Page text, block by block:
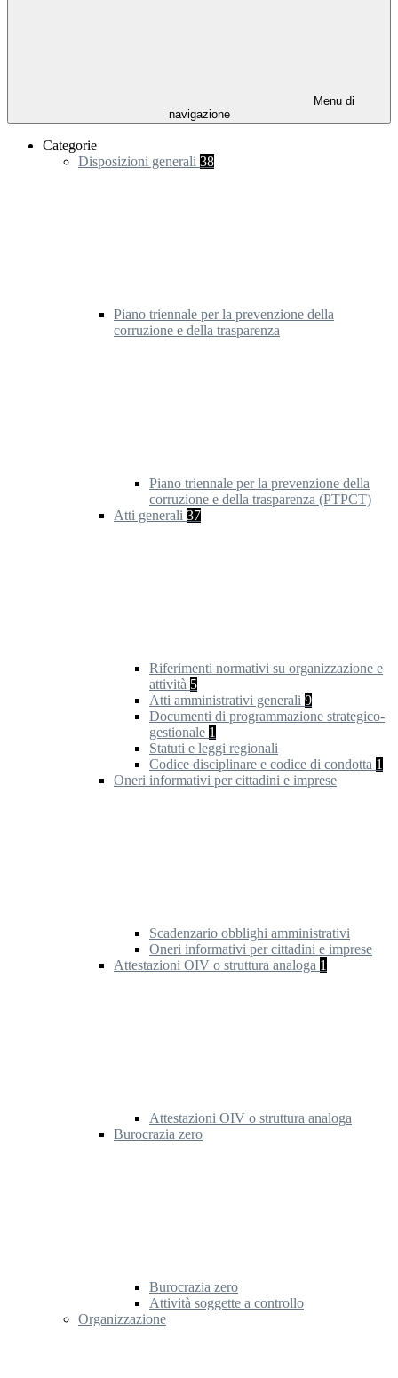
Menu di
navigazione
Categorie
Disposizioni generali 38
Piano triennale per la prevenzione della
corruzione e della trasparenza
Piano triennale per la prevenzione della
corruzione e della trasparenza (PTPCT)
Atti generali 37
Riferimenti normativi su organizzazione e
attività 5
Atti amministrativi generali 9
Documenti di programmazione strategico-
gestionale 1
Statuti e leggi regionali
Codice disciplinare e codice di condotta 1
Oneri informativi per cittadini e imprese
Scadenzario obblighi amministrativi
Oneri informativi per cittadini e imprese
Attestazioni OIV o struttura analoga 1
Attestazioni OIV o struttura analoga
Burocrazia zero
Burocrazia zero
Attività soggette a controllo
Organizzazione